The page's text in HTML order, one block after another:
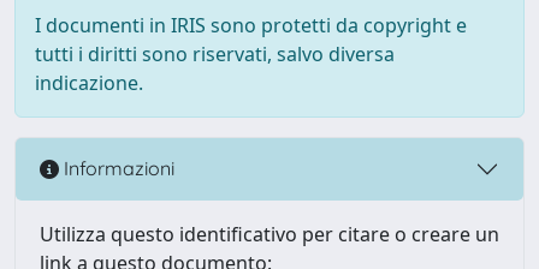
I documenti in IRIS sono protetti da copyright e
tutti i diritti sono riservati, salvo diversa
indicazione.
Informazioni
Utilizza questo identificativo per citare o creare un
link a questo documento: